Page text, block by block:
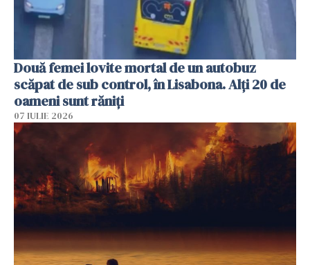
Două femei lovite mortal de un autobuz
scăpat de sub control, în Lisabona. Alți 20 de
oameni sunt răniți
07 IULIE 2026